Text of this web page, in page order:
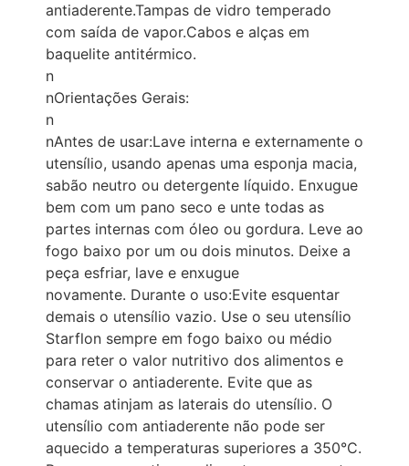
antiaderente.Tampas de vidro temperado
com saída de vapor.Cabos e alças em
baquelite antitérmico.
n
nOrientações Gerais:
n
nAntes de usar:Lave interna e externamente o
utensílio, usando apenas uma esponja macia,
sabão neutro ou detergente líquido. Enxugue
bem com um pano seco e unte todas as
partes internas com óleo ou gordura. Leve ao
fogo baixo por um ou dois minutos. Deixe a
peça esfriar, lave e enxugue
novamente. Durante o uso:Evite esquentar
demais o utensílio vazio. Use o seu utensílio
Starflon sempre em fogo baixo ou médio
para reter o valor nutritivo dos alimentos e
conservar o antiaderente. Evite que as
chamas atinjam as laterais do utensílio. O
utensílio com antiaderente não pode ser
aquecido a temperaturas superiores a 350°C.